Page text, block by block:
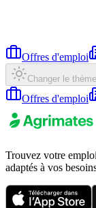
Offres d'emploi
Changer le thème
Offres d'emploi
Trouvez votre
adaptés à vos